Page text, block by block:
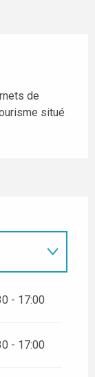
de
situé
- 17:00
- 17:00